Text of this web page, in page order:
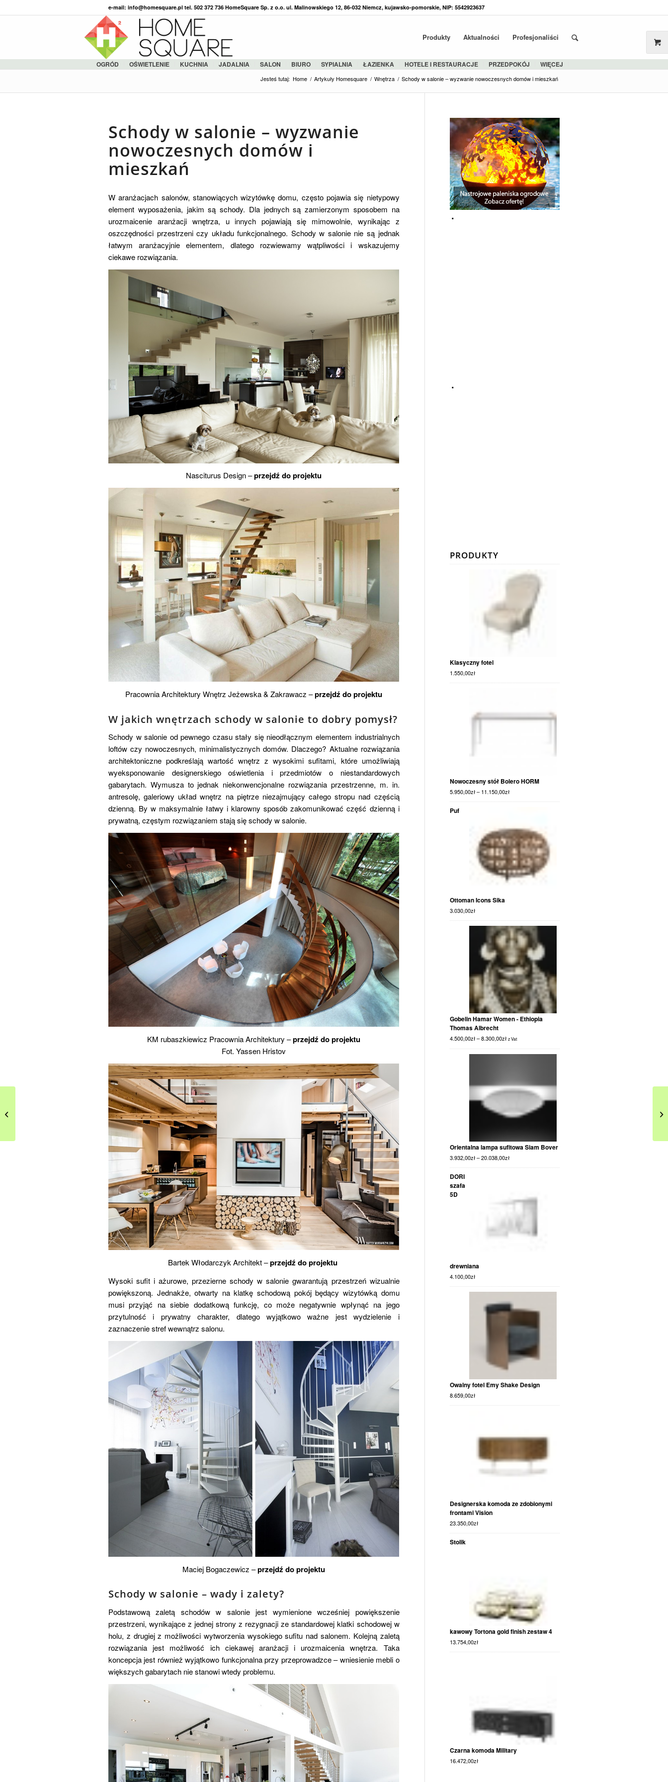
e-mail: info@homesquare.pl tel. 502 372 736 HomeSquare Sp. z o.o. ul. Malinowskiego 12, 86-032 Niemcz, kujawsko-pomorskie, NIP: 5542923637
Produkty Aktualności Profesjonaliści
OGRÓD OŚWIETLENIE KUCHNIA JADALNIA SALON BIURO SYPIALNIA ŁAZIENKA HOTELE I RESTAURACJE PRZEDPOKÓJ WIĘCEJ
Jesteś tutaj: Home / Artykuły Homesquare / Wnętrza / Schody w salonie – wyzwanie nowoczesnych domów i mieszkań
Schody w salonie – wyzwanie
nowoczesnych domów i
mieszkań
W aranżacjach salonów, stanowiących wizytówkę domu, często pojawia się nietypowy
element wyposażenia, jakim są schody. Dla jednych są zamierzonym sposobem na
urozmaicenie aranżacji wnętrza, u innych pojawiają się mimowolnie, wynikając z
oszczędności przestrzeni czy układu funkcjonalnego. Schody w salonie nie są jednak
łatwym aranżacyjnie elementem, dlatego rozwiewamy wątpliwości i wskazujemy
ciekawe rozwiązania.
Nasciturus Design –przejdź do projektu
Pracownia Architektury Wnętrz Jeżewska & Zakrawacz –przejdź do projektu
W jakich wnętrzach schody w salonie to dobry pomysł?
Schody w salonie od pewnego czasu stały się nieodłącznym elementem industrialnych
loftów czy nowoczesnych, minimalistycznych domów. Dlaczego? Aktualne rozwiązania
architektoniczne podkreślają wartość wnętrz z wysokimi sufitami, które umożliwiają
wyeksponowanie designerskiego oświetlenia i przedmiotów o niestandardowych
gabarytach. Wymusza to jednak niekonwencjonalne rozwiązania przestrzenne, m. in.
antresolę, galeriowy układ wnętrz na piętrze niezajmujący całego stropu nad częścią
dzienną. By w maksymalnie łatwy i klarowny sposób zakomunikować część dzienną i
prywatną, częstym rozwiązaniem stają się schody w salonie.
KM rubaszkiewicz Pracownia Architektury –przejdź do projektu
Fot. Yassen Hristov
Bartek Włodarczyk Architekt –przejdź do projektu
Wysoki sufit i ażurowe, przezierne schody w salonie gwarantują przestrzeń wizualnie
powiększoną. Jednakże, otwarty na klatkę schodową pokój będący wizytówką domu
musi przyjąć na siebie dodatkową funkcję, co może negatywnie wpłynąć na jego
przytulność i prywatny charakter, dlatego wyjątkowo ważne jest wydzielenie i
zaznaczenie stref wewnątrz salonu.
Maciej Bogaczewicz –przejdź do projektu
Schody w salonie – wady i zalety?
Podstawową zaletą schodów w salonie jest wymienione wcześniej powiększenie
przestrzeni, wynikające z jednej strony z rezygnacji ze standardowej klatki schodowej w
holu, z drugiej z możliwości wytworzenia wysokiego sufitu nad salonem. Kolejną zaletą
rozwiązania jest możliwość ich ciekawej aranżacji i urozmaicenia wnętrza. Taka
koncepcja jest również wyjątkowo funkcjonalna przy przeprowadzce – wniesienie mebli o
większych gabarytach nie stanowi wtedy problemu.
PRODUKTY
Klasyczny fotel
1.550,00zł
Nowoczesny stół Bolero HORM
5.950,00zł– 11.150,00zł
Puf
Ottoman Icons Sika
3.030,00zł
Gobelin Hamar Women - Ethiopia
Thomas Albrecht
4.500,00zł–8.300,00zł z Vat
Orientalna lampa sufitowa Siam Bover
3.932,00zł–20.038,00zł
DORI
szafa
5D
drewniana
4.100,00zł
Owalny fotel Emy Shake Design
8.659,00zł
Designerska komoda ze zdobionymi
frontami Vision
23.350,00zł
Stolik
kawowy Tortona gold finish zestaw 4
13.754,00zł
Czarna komoda Military
16.472,00zł